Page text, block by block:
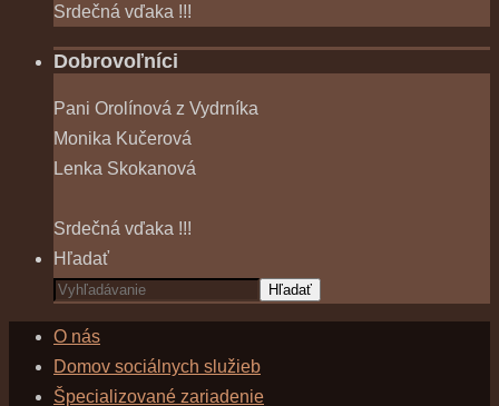
Srdečná vďaka !!!
Dobrovoľníci
Pani Orolínová z Vydrníka
Monika Kučerová
Lenka Skokanová
Srdečná vďaka !!!
Hľadať
Hľadať
O nás
Domov sociálnych služieb
Špecializované zariadenie